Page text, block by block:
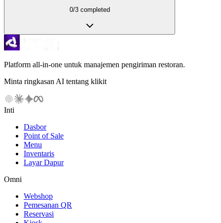
0/3completed
Platform all-in-one untuk manajemen pengiriman restoran.
Minta ringkasan AI tentang klikit
Inti
Dasbor
Point of Sale
Menu
Inventaris
Layar Dapur
Omni
Webshop
Pemesanan QR
Reservasi